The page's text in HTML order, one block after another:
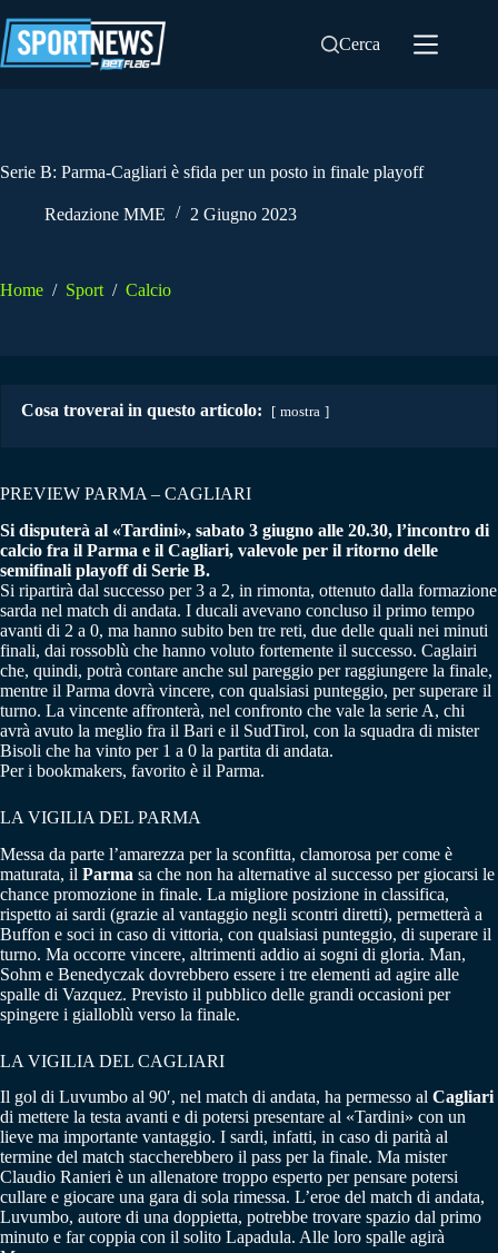
al
contenuto
Cerca
Serie B: Parma-Cagliari è sfida per un posto in finale playoff
Redazione MME 2 Giugno 2023
Home / Sport / Calcio
Cosa troverai in questo articolo: mostra
PREVIEW PARMA – CAGLIARI
Si disputerà al «Tardini», sabato 3 giugno alle 20.30, l’incontro di
calcio fra il Parma e il Cagliari, valevole per il ritorno delle
semifinali playoff di Serie B.
Si ripartirà dal successo per 3 a 2, in rimonta, ottenuto dalla formazione
sarda nel match di andata. I ducali avevano concluso il primo tempo
avanti di 2 a 0, ma hanno subito ben tre reti, due delle quali nei minuti
finali, dai rossoblù che hanno voluto fortemente il successo. Caglairi
che, quindi, potrà contare anche sul pareggio per raggiungere la finale,
mentre il Parma dovrà vincere, con qualsiasi punteggio, per superare il
turno. La vincente affronterà, nel confronto che vale la serie A, chi
avrà avuto la meglio fra il Bari e il SudTirol, con la squadra di mister
Bisoli che ha vinto per 1 a 0 la partita di andata.
Per i bookmakers, favorito è il Parma.
LA VIGILIA DEL PARMA
Messa da parte l’amarezza per la sconfitta, clamorosa per come è
maturata, il Parma sa che non ha alternative al successo per giocarsi le
chance promozione in finale. La migliore posizione in classifica,
rispetto ai sardi (grazie al vantaggio negli scontri diretti), permetterà a
Buffon e soci in caso di vittoria, con qualsiasi punteggio, di superare il
turno. Ma occorre vincere, altrimenti addio ai sogni di gloria. Man,
Sohm e Benedyczak dovrebbero essere i tre elementi ad agire alle
spalle di Vazquez. Previsto il pubblico delle grandi occasioni per
spingere i gialloblù verso la finale.
LA VIGILIA DEL CAGLIARI
Il gol di Luvumbo al 90′, nel match di andata, ha permesso al Cagliari
di mettere la testa avanti e di potersi presentare al «Tardini» con un
lieve ma importante vantaggio. I sardi, infatti, in caso di parità al
termine del match staccherebbero il pass per la finale. Ma mister
Claudio Ranieri è un allenatore troppo esperto per pensare potersi
cullare e giocare una gara di sola rimessa. L’eroe del match di andata,
Luvumbo, autore di una doppietta, potrebbe trovare spazio dal primo
minuto e far coppia con il solito Lapadula. Alle loro spalle agirà